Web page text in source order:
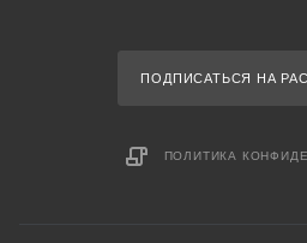
ПОДПИСАТЬСЯ НА
ПОЛИТИКА